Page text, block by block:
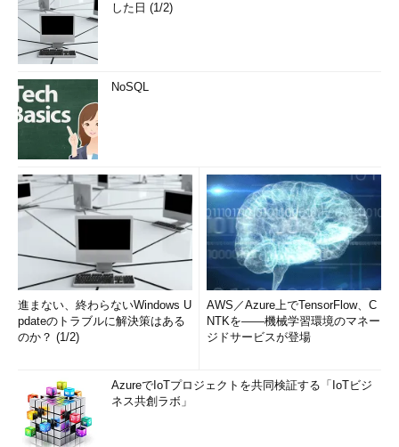
した日 (1/2)
NoSQL
進まない、終わらないWindows U
pdateのトラブルに解決策はある
のか？ (1/2)
AWS／Azure上でTensorFlow、C
NTKを――機械学習環境のマネー
ジドサービスが登場
AzureでIoTプロジェクトを共同検証する「IoTビジ
ネス共創ラボ」